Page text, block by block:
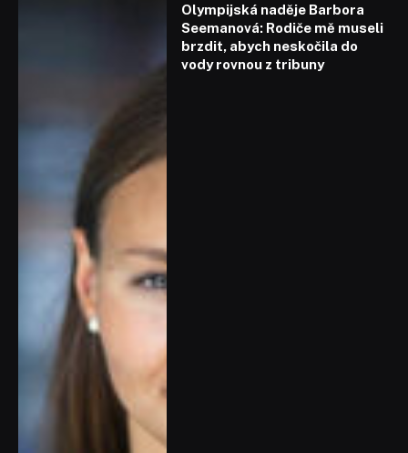
Olympijská naděje Barbora
Seemanová: Rodiče mě museli
brzdit, abych neskočila do
vody rovnou z tribuny